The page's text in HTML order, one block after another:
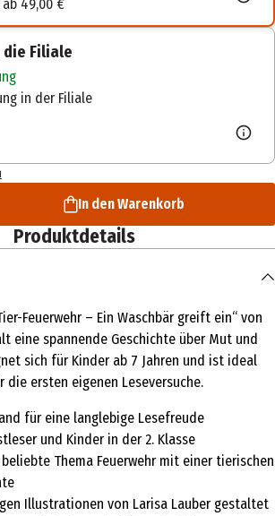
49,00 €
Filiale
in der Filiale
In den Warenkorb
Produktdetails
Feuerwehr – Ein Waschbär greift ein“ von
eine spannende Geschichte über Mut und
sich für Kinder ab 7 Jahren und ist ideal
die ersten eigenen Leseversuche.
für eine langlebige Lesefreude
und Kinder in der 2. Klasse
Thema Feuerwehr mit einer tierischen
Illustrationen von Larisa Lauber gestaltet